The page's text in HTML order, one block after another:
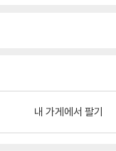
내 가게에서 팔기